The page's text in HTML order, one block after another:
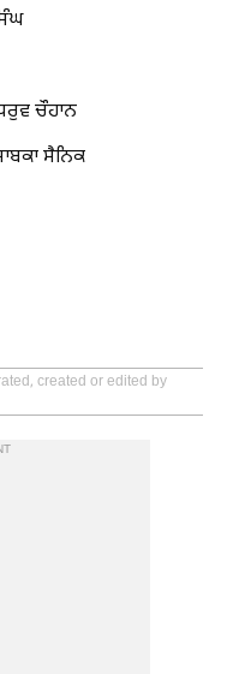
ਚੌਹਾਨ
ਸੈਨਿਕ
created or edited by